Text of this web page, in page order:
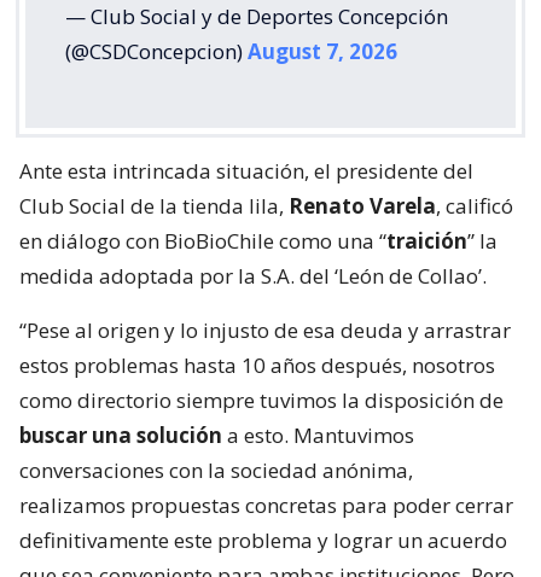
— Club Social y de Deportes Concepción
(@CSDConcepcion)August 7, 2026
Ante esta intrincada situación, el presidente del
Club Social de la tienda lila, Renato Varela, calificó
en diálogo con BioBioChile como una “traición” la
medida adoptada por la S.A. del ‘León de Collao’.
“Pese al origen y lo injusto de esa deuda y arrastrar
estos problemas hasta 10 años después, nosotros
como directorio siempre tuvimos la disposición de
buscar una solución a esto. Mantuvimos
conversaciones con la sociedad anónima,
realizamos propuestas concretas para poder cerrar
definitivamente este problema y lograr un acuerdo